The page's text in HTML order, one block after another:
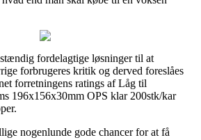
fordelagtige løsninger til at
forbrugeres kritik og derved foreslåes
forretningens ratings af Låg til
196x156x30mm OPS klar 200stk/kar
nogenlunde gode chancer for at få